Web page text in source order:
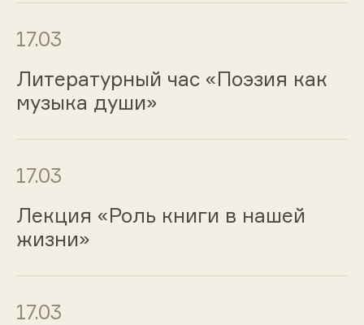
17.03
Литературный час «Поэзия как
музыка души»
17.03
Лекция «Роль книги в нашей
жизни»
17.03